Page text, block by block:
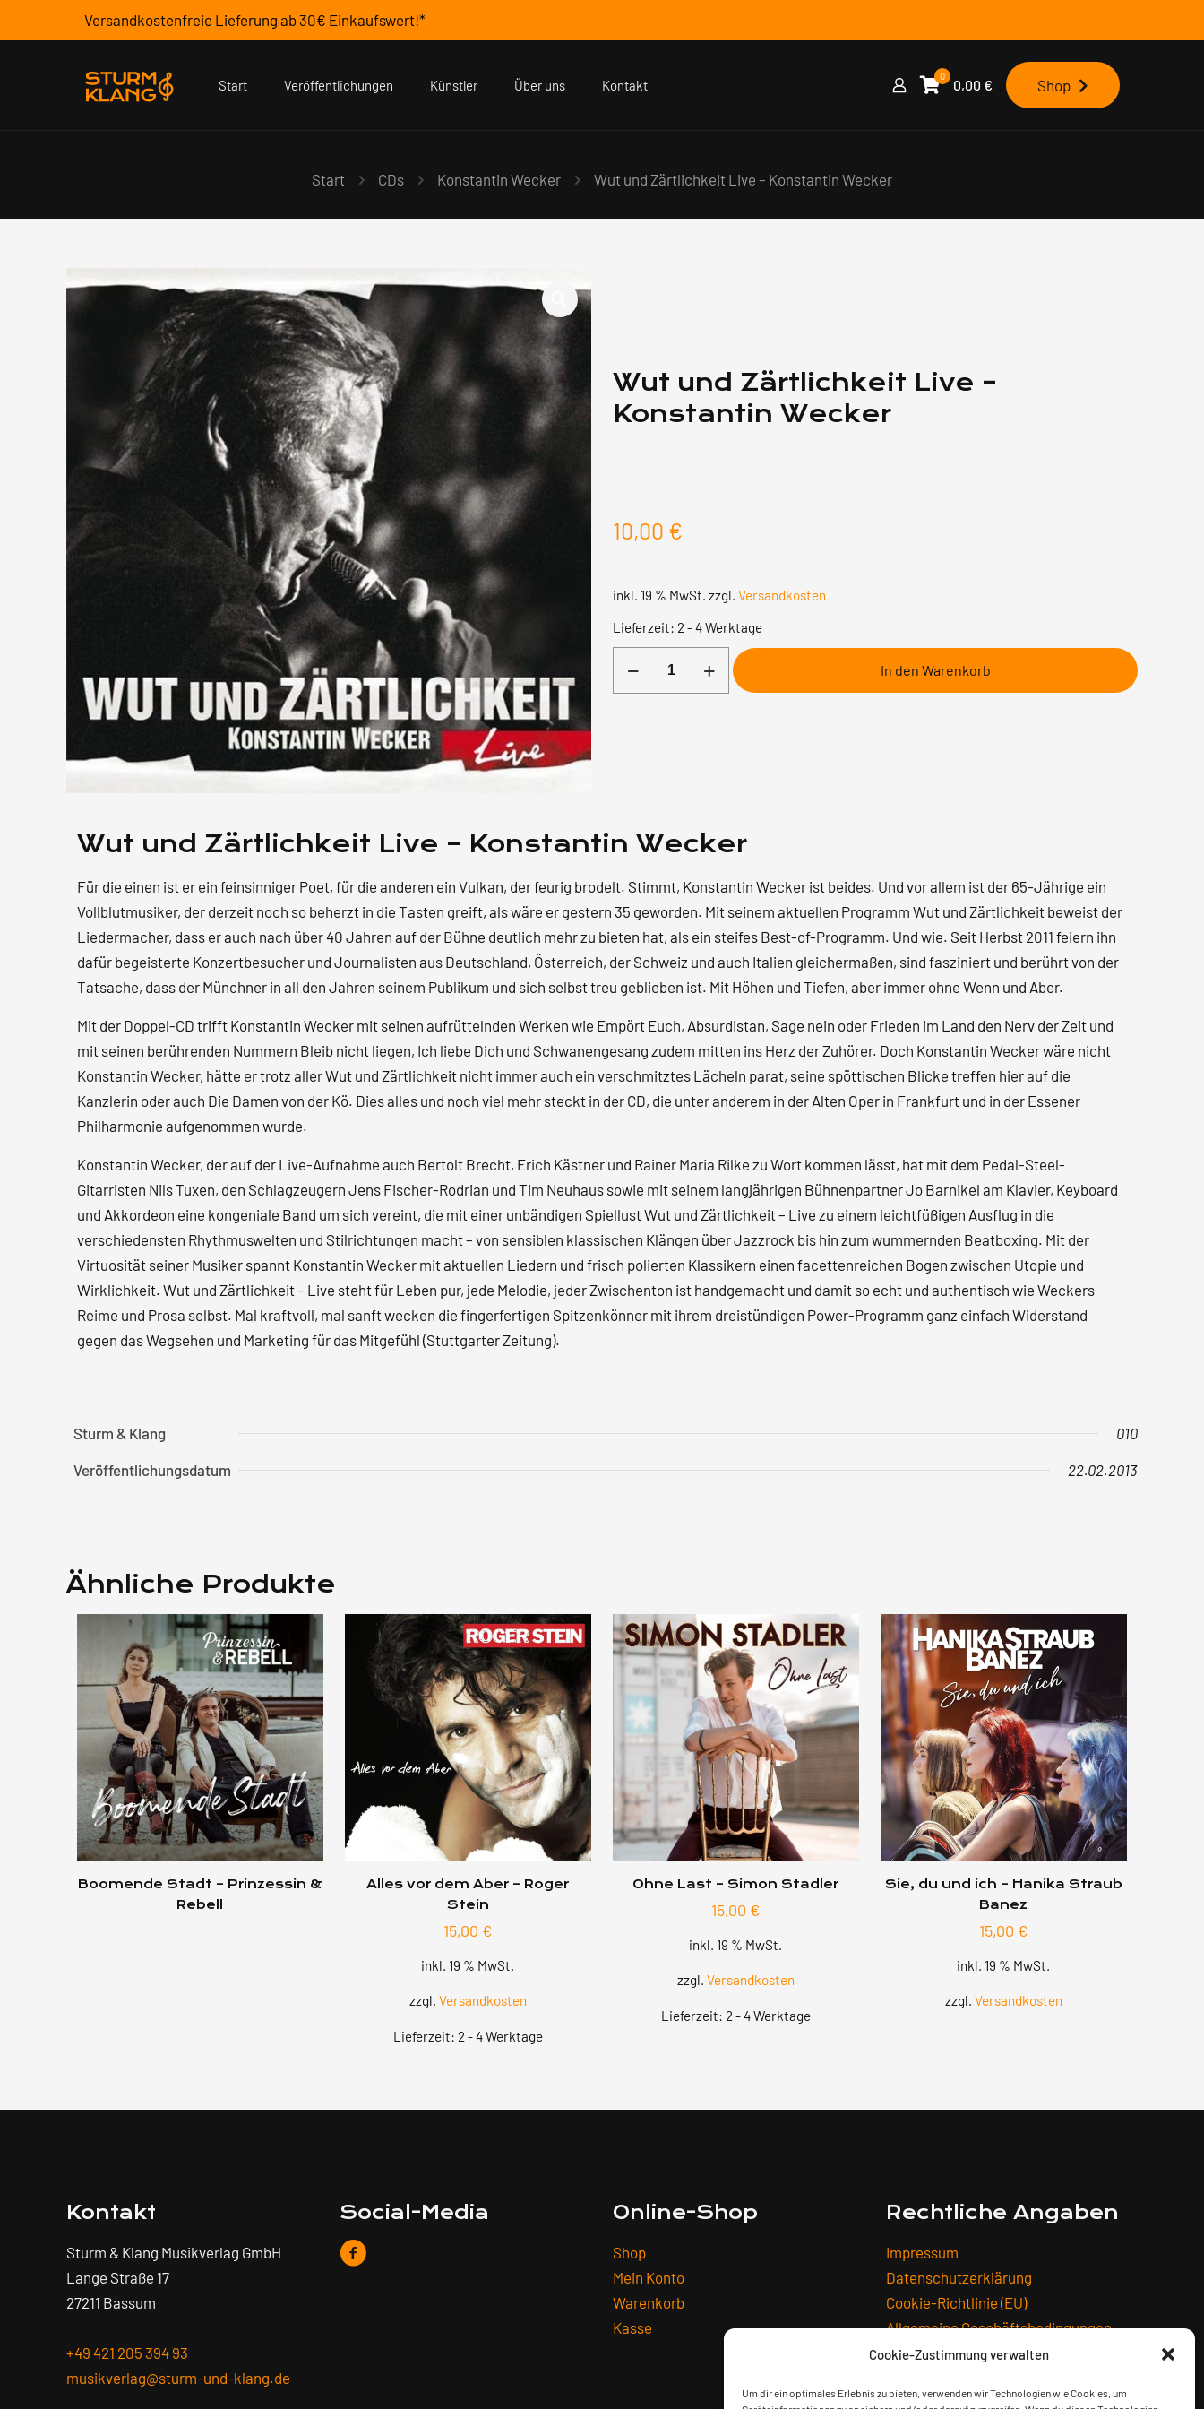
Cookie-Zustimmung verwalten
Um dir ein optimales Erlebnis zu bieten, verwenden wir Technologien wie Cookies, um
Versandkostenfreie Lieferung ab 30€ Einkaufswert!*
Start Veröffentlichungen Künstler Über uns Kontakt
0
0,00 € Shop
Start CDs Konstantin Wecker Wut und Zärtlichkeit Live – Konstantin Wecker
Wut und Zärtlichkeit Live –
Konstantin Wecker
10,00 €
inkl. 19 % MwSt. zzgl. Versandkosten
Lieferzeit: 2 - 4 Werktage
Menge
In den Warenkorb
Wut und Zärtlichkeit Live – Konstantin Wecker
Für die einen ist er ein feinsinniger Poet, für die anderen ein Vulkan, der feurig brodelt. Stimmt, Konstantin Wecker ist beides. Und vor allem ist der 65-Jährige ein
Vollblutmusiker, der derzeit noch so beherzt in die Tasten greift, als wäre er gestern 35 geworden. Mit seinem aktuellen Programm Wut und Zärtlichkeit beweist der
Liedermacher, dass er auch nach über 40 Jahren auf der Bühne deutlich mehr zu bieten hat, als ein steifes Best-of-Programm. Und wie. Seit Herbst 2011 feiern ihn
dafür begeisterte Konzertbesucher und Journalisten aus Deutschland, Österreich, der Schweiz und auch Italien gleichermaßen, sind fasziniert und berührt von der
Tatsache, dass der Münchner in all den Jahren seinem Publikum und sich selbst treu geblieben ist. Mit Höhen und Tiefen, aber immer ohne Wenn und Aber.
Mit der Doppel-CD trifft Konstantin Wecker mit seinen aufrüttelnden Werken wie Empört Euch, Absurdistan, Sage nein oder Frieden im Land den Nerv der Zeit und
mit seinen berührenden Nummern Bleib nicht liegen, Ich liebe Dich und Schwanengesang zudem mitten ins Herz der Zuhörer. Doch Konstantin Wecker wäre nicht
Konstantin Wecker, hätte er trotz aller Wut und Zärtlichkeit nicht immer auch ein verschmitztes Lächeln parat, seine spöttischen Blicke treffen hier auf die
Kanzlerin oder auch Die Damen von der Kö. Dies alles und noch viel mehr steckt in der CD, die unter anderem in der Alten Oper in Frankfurt und in der Essener
Philharmonie aufgenommen wurde.
Konstantin Wecker, der auf der Live-Aufnahme auch Bertolt Brecht, Erich Kästner und Rainer Maria Rilke zu Wort kommen lässt, hat mit dem Pedal-Steel-
Gitarristen Nils Tuxen, den Schlagzeugern Jens Fischer-Rodrian und Tim Neuhaus sowie mit seinem langjährigen Bühnenpartner Jo Barnikel am Klavier, Keyboard
und Akkordeon eine kongeniale Band um sich vereint, die mit einer unbändigen Spiellust Wut und Zärtlichkeit – Live zu einem leichtfüßigen Ausflug in die
verschiedensten Rhythmuswelten und Stilrichtungen macht – von sensiblen klassischen Klängen über Jazzrock bis hin zum wummernden Beatboxing. Mit der
Virtuosität seiner Musiker spannt Konstantin Wecker mit aktuellen Liedern und frisch polierten Klassikern einen facettenreichen Bogen zwischen Utopie und
Wirklichkeit. Wut und Zärtlichkeit – Live steht für Leben pur, jede Melodie, jeder Zwischenton ist handgemacht und damit so echt und authentisch wie Weckers
Reime und Prosa selbst. Mal kraftvoll, mal sanft wecken die fingerfertigen Spitzenkönner mit ihrem dreistündigen Power-Programm ganz einfach Widerstand
gegen das Wegsehen und Marketing für das Mitgefühl (Stuttgarter Zeitung).
Sturm & Klang 010
Veröffentlichungsdatum 22.02.2013
Ähnliche Produkte
Boomende Stadt – Prinzessin &
Rebell
Alles vor dem Aber – Roger
Stein
15,00 €
inkl. 19 % MwSt.
zzgl. Versandkosten
Lieferzeit: 2 - 4 Werktage
Ohne Last – Simon Stadler
15,00 €
inkl. 19 % MwSt.
zzgl. Versandkosten
Lieferzeit: 2 - 4 Werktage
Sie, du und ich – Hanika Straub
Banez
15,00 €
inkl. 19 % MwSt.
zzgl. Versandkosten
Kontakt
Sturm & Klang Musikverlag GmbH
Lange Straße 17
27211 Bassum
+49 421 205 394 93
musikverlag@sturm-und-klang.de
Social-Media Online-Shop
Shop
Mein Konto
Warenkorb
Kasse
Rechtliche Angaben
Impressum
Datenschutzerklärung
Cookie-Richtlinie (EU)
Allgemeine Geschäftsbedingungen
Widerrufsbelehrung
Zahlungsarten